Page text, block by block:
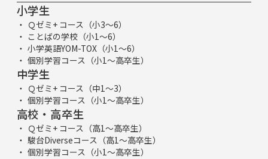
小学生
Ｑゼミ+ コース（小3～6）
ことばの学校（小1～6）
小学英語YOM-TOX（小1～6）
個別学習コース（小1～高卒生）
中学生
Ｑゼミ+ コース（中1～3）
個別学習コース（小1～高卒生）
高校・高卒生
Ｑゼミ+ コース（高1～高卒生）
駿台Diverseコース（高1～高卒生）
個別学習コース（小1～高卒生）